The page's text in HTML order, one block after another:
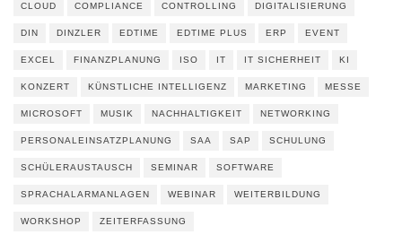
CLOUD COMPLIANCE CONTROLLING DIGITALISIERUNG
DIN DINZLER EDTIME EDTIME PLUS ERP EVENT
EXCEL FINANZPLANUNG ISO IT IT SICHERHEIT KI
KONZERT KÜNSTLICHE INTELLIGENZ MARKETING MESSE
MICROSOFT MUSIK NACHHALTIGKEIT NETWORKING
PERSONALEINSATZPLANUNG SAA SAP SCHULUNG
SCHÜLERAUSTAUSCH SEMINAR SOFTWARE
SPRACHALARMANLAGEN WEBINAR WEITERBILDUNG
WORKSHOP ZEITERFASSUNG